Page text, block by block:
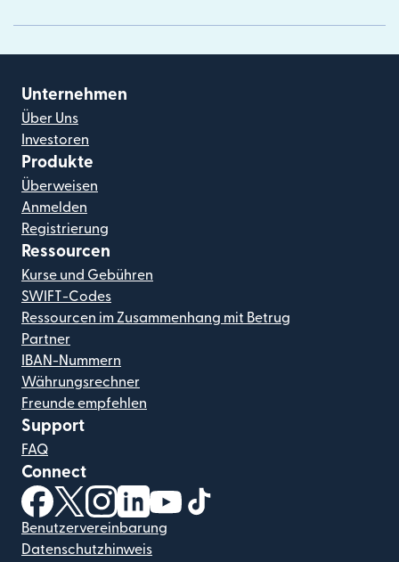
Unternehmen
Über Uns
Investoren
Produkte
Überweisen
Anmelden
Registrierung
Ressourcen
Kurse und Gebühren
SWIFT-Codes
Ressourcen im Zusammenhang mit Betrug
Partner
IBAN-Nummern
Währungsrechner
Freunde empfehlen
Support
FAQ
Connect
(wird in einem neuen Fenster geöffnet)
(wird in einem neuen Fenster geöffnet)
(wird in einem neuen Fenster geöffnet)
(wird in einem neuen Fenster geöffnet)
(wird in einem neuen Fenster
Benutzervereinbarung
Datenschutzhinweis